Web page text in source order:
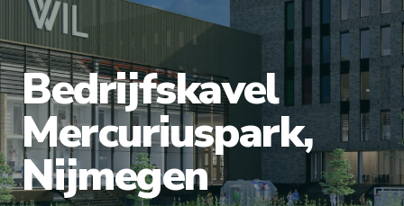
Bedrijfskavel
Mercuriuspark,
Nijmegen